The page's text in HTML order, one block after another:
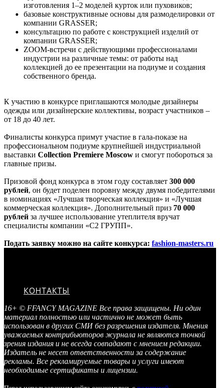
изготовления 1–2 моделей курток или пуховиков;
базовые конструктивные основы для размоделировки от
компании GRASSER;
консультацию по работе с конструкцией изделий от
компании GRASSER;
ZOOM-встречи с действующими профессионалами
индустрии на различные темы: от работы над
коллекцией до ее презентации на подиуме и создания
собственного бренда.
К участию в конкурсе приглашаются молодые дизайнеры
одежды или дизайнерские коллективы, возраст участников –
от 18 до 40 лет.
Финалисты конкурса примут участие в гала-показе на
профессиональном подиуме крупнейшей индустриальной
выставки Collection Premiere Moscow и смогут побороться за
главные призы.
Призовой фонд конкурса в этом году составляет 300 000
рублей, он будет поделен поровну между двумя победителями
в номинациях «Лучшая творческая коллекция» и «Лучшая
коммерческая коллекция». Дополнительный приз 70 000
рублей за лучшее использование утеплителя вручат
специалисты компании «С2 ГРУПП».
Подать заявку можно на сайте конкурса: fashion-masters.ru
КОНТАКТЫ
16+ © FFANCY MAGAZINE Все права защищены. Ни один
материал полностью или частично не может быть
использован в других СМИ без разрешения издателя. Мнения
уважаемых контрибьюторов журнала не являются точкой
зрения издания и не всегда совпадают с мнением редакции.
Издатель не несет ответственности за содержание
рекламы. Все рекламируемые товары и услуги имеют
необходимые сертификаты и лицензии.